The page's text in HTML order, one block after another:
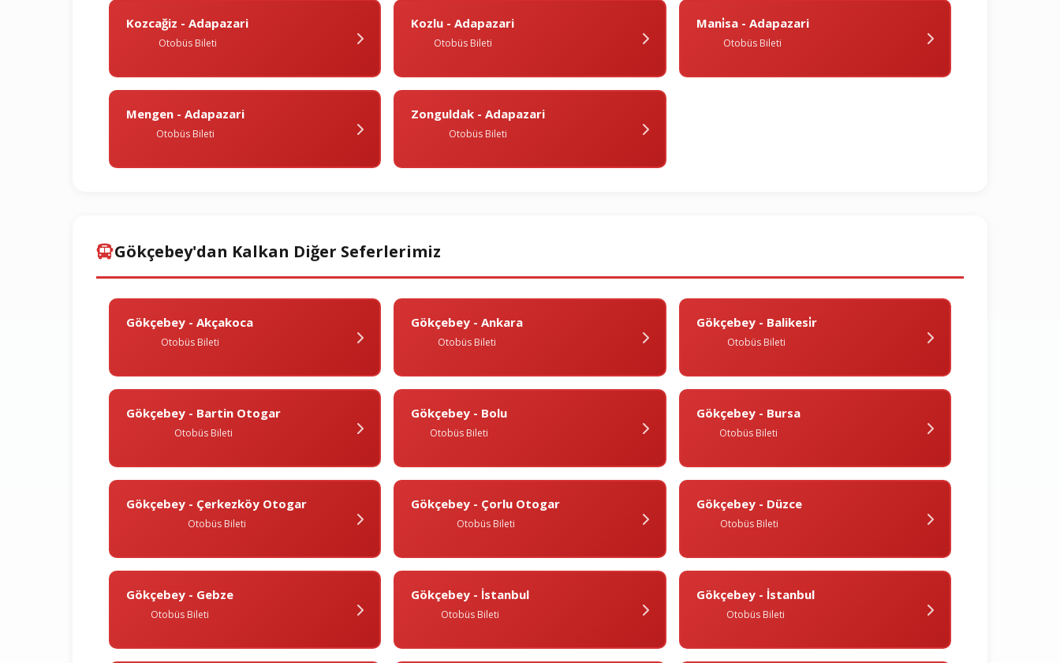
Kozcağiz - Adapazari
Otobüs Bileti
Kozlu - Adapazari
Otobüs Bileti
Mani̇sa - Adapazari
Otobüs Bileti
Mengen - Adapazari
Otobüs Bileti
Zonguldak - Adapazari
Otobüs Bileti
Gökçebey'dan Kalkan Diğer Seferlerimiz
Gökçebey - Akçakoca
Otobüs Bileti
Gökçebey - Ankara
Otobüs Bileti
Gökçebey - Balikesi̇r
Otobüs Bileti
Gökçebey - Bartin Otogar
Otobüs Bileti
Gökçebey - Bolu
Otobüs Bileti
Gökçebey - Bursa
Otobüs Bileti
Gökçebey - Çerkezköy Otogar
Otobüs Bileti
Gökçebey - Çorlu Otogar
Otobüs Bileti
Gökçebey - Düzce
Otobüs Bileti
Gökçebey - Gebze
Otobüs Bileti
Gökçebey - İstanbul
Otobüs Bileti
Gökçebey - İstanbul
Otobüs Bileti